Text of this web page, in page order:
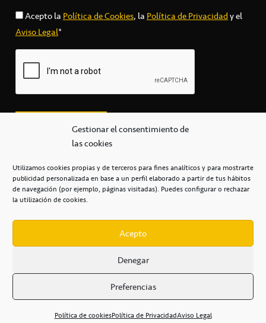
Gestionar el consentimiento de
las cookies
Utilizamos cookies propias y de terceros para fines analíticos y para mostrarte
publicidad personalizada en base a un perfil elaborado a partir de tus hábitos
de navegación (por ejemplo, páginas visitadas). Puedes configurar o rechazar
la utilización de cookies.
Acepto
Denegar
Preferencias
Política de cookiesPolítica de PrivacidadAviso Legal
Acepto laPolítica de Cookies, laPolítica de Privacidady el
Aviso Legal*
secretaria@cbcanarias.es
+34 922 253 684
Casa del Deporte / 38108 – La Laguna
POLÍTICA DE PRIVACIDAD / POLÍTICA DE COOKIES /
AVISO LEGAL / CONDICIONES